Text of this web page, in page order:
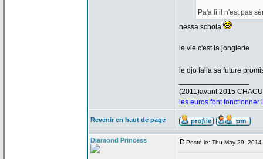
Pa'a fi il n'est pas
nessa schola
le vie c'est la jonglerie
le djo falla sa future
(2011)avant 2015
les euros font fonctionner
Revenir en haut de page
Diamond Princess Posté le: Thu May 29,